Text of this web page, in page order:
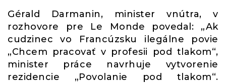
Gérald Darmanin, minister vnútra, v
rozhovore pre Le Monde povedal: „Ak
cudzinec vo Francúzsku ilegálne povie
„Chcem pracovať v profesii pod tlakom“,
minister práce navrhuje vytvorenie
rezidencie „Povolanie pod tlakom“.